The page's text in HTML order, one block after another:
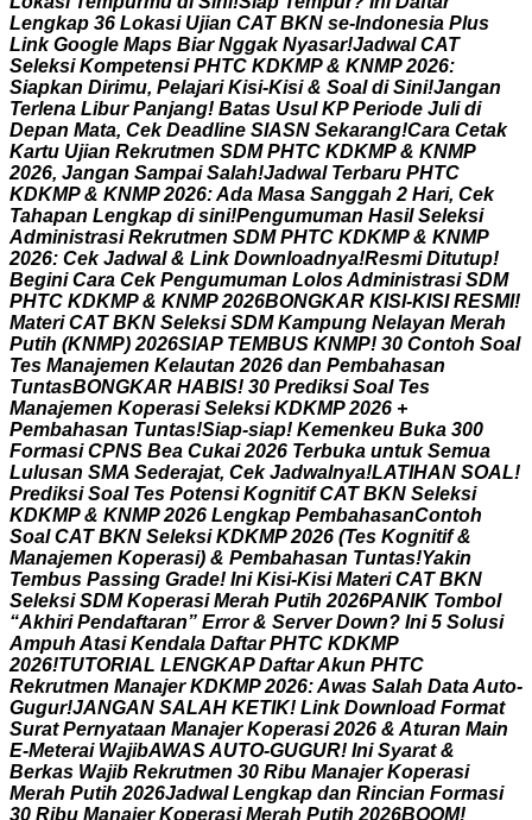
Lengkap 36 Lokasi Ujian CAT BKN se-Indonesia Plus
Link Google Maps Biar Nggak Nyasar!Jadwal CAT
Seleksi Kompetensi PHTC KDKMP & KNMP 2026:
Siapkan Dirimu, Pelajari Kisi-Kisi & Soal di Sini!Jangan
Terlena Libur Panjang! Batas Usul KP Periode Juli di
Depan Mata, Cek Deadline SIASN Sekarang!Cara Cetak
Kartu Ujian Rekrutmen SDM PHTC KDKMP & KNMP
2026, Jangan Sampai Salah!Jadwal Terbaru PHTC
KDKMP & KNMP 2026:Ada Masa Sanggah 2 Hari, Cek
Tahapan Lengkap di sini!Pengumuman Hasil Seleksi
Administrasi Rekrutmen SDM PHTC KDKMP & KNMP
2026: Cek Jadwal & Link Downloadnya!Resmi Ditutup!
Begini Cara Cek Pengumuman LolosAdministrasi SDM
PHTC KDKMP & KNMP 2026BONGKAR KISI-KISI RESMI!
Materi CAT BKN Seleksi SDM Kampung Nelayan Merah
Putih (KNMP) 2026SIAP TEMBUS KNMP! 30 Contoh Soal
Tes Manajemen Kelautan 2026 dan Pembahasan
TuntasBONGKAR HABIS! 30 Prediksi Soal Tes
Manajemen Koperasi Seleksi KDKMP 2026 +
Pembahasan Tuntas!Siap-siap! Kemenkeu Buka 300
Formasi CPNS Bea Cukai 2026 Terbuka untuk Semua
Lulusan SMA Sederajat, Cek Jadwalnya!LATIHAN SOAL!
Prediksi Soal Tes Potensi Kognitif CAT BKN Seleksi
KDKMP & KNMP 2026 Lengkap PembahasanContoh
Soal CAT BKN Seleksi KDKMP 2026 (Tes Kognitif &
Manajemen Koperasi) & Pembahasan Tuntas!Yakin
Tembus Passing Grade! Ini Kisi-Kisi Materi CAT BKN
Seleksi SDM Koperasi Merah Putih 2026PANIK Tombol
“Akhiri Pendaftaran” Error & Server Down? Ini 5 Solusi
Ampuh Atasi Kendala Daftar PHTC KDKMP
2026!TUTORIAL LENGKAP DaftarAkun PHTC
Rekrutmen Manajer KDKMP 2026:Awas Salah DataAuto-
Gugur!JANGAN SALAH KETIK! Link Download Format
Surat Pernyataan Manajer Koperasi 2026 & Aturan Main
E-Meterai WajibAWASAUTO-GUGUR! Ini Syarat &
Berkas Wajib Rekrutmen 30 Ribu Manajer Koperasi
Merah Putih 2026Jadwal Lengkap dan Rincian Formasi
30 Ribu Manajer Koperasi Merah Putih 2026BOOM!